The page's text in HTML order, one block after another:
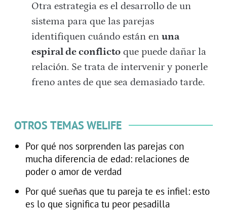
Otra estrategia es el desarrollo de un
sistema para que las parejas
identifiquen cuándo están en una
espiral de conflictoque puede dañar la
relación. Se trata de intervenir y ponerle
freno antes de que sea demasiado tarde.
OTROS TEMAS WELIFE
Por qué nos sorprenden las parejas con
mucha diferencia de edad: relaciones de
poder o amor de verdad
Por qué sueñas que tu pareja te es infiel: esto
es lo que significa tu peor pesadilla